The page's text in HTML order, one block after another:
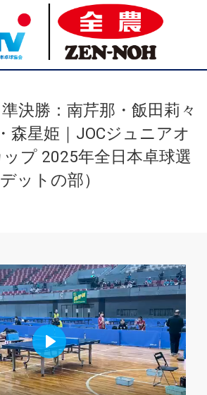
決勝：南芹那・飯田莉々
森星姫｜JOCジュニアオ
プ 2025年全日本卓球選
ットの部）
Play